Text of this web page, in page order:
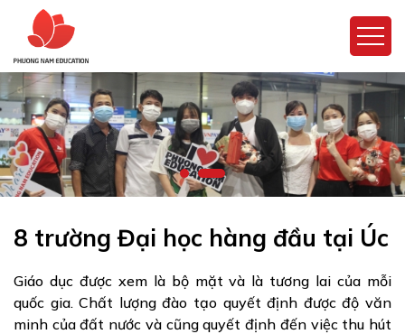
8 trường Đại học hàng đầu tại Úc
Giáo dục được xem là bộ mặt và là tương lai của mỗi
quốc gia. Chất lượng đào tạo quyết định được độ văn
minh của đất nước và cũng quyết định đến việc thu hút